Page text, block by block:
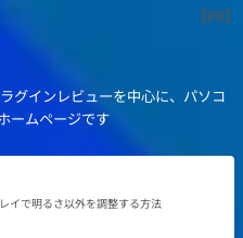
グインレビューを中心に、パソコ
ームページです
イで明るさ以外を調整する方法